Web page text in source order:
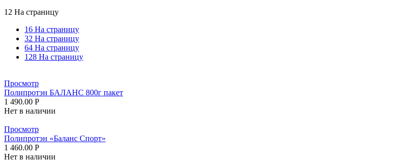
12 На страницу
16 На страницу
32 На страницу
64 На страницу
128 На страницу
Просмотр
Полипротэн БАЛАНС 800г пакет
1 490.00 Р
Нет в наличии
Просмотр
Полипротэн «Баланс Спорт»
1 460.00 Р
Нет в наличии